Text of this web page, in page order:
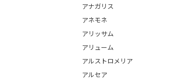
アナガリス
アネモネ
アリッサム
アリューム
アルストロメリア
アルセア